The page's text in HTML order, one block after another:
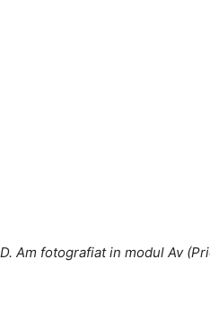
Am fotografiat in modul Av